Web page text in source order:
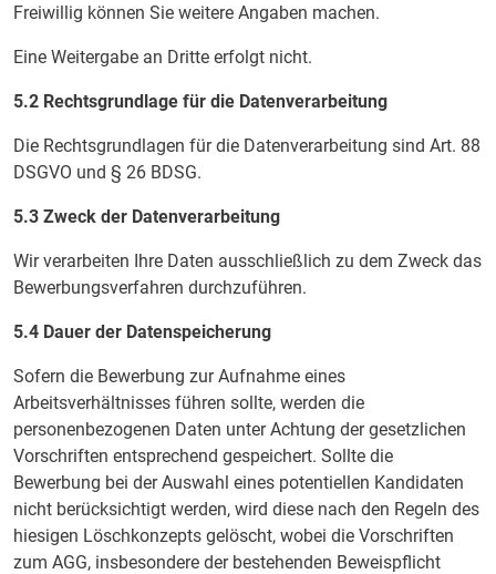
Freiwillig können Sie weitere Angaben machen.
Eine Weitergabe an Dritte erfolgt nicht.
5.2 Rechtsgrundlage für die Datenverarbeitung
Die Rechtsgrundlagen für die Datenverarbeitung sind Art. 88
DSGVO und § 26 BDSG.
5.3 Zweck der Datenverarbeitung
Wir verarbeiten Ihre Daten ausschließlich zu dem Zweck das
Bewerbungsverfahren durchzuführen.
5.4 Dauer der Datenspeicherung
Sofern die Bewerbung zur Aufnahme eines
Arbeitsverhältnisses führen sollte, werden die
personenbezogenen Daten unter Achtung der gesetzlichen
Vorschriften entsprechend gespeichert. Sollte die
Bewerbung bei der Auswahl eines potentiellen Kandidaten
nicht berücksichtigt werden, wird diese nach den Regeln des
hiesigen Löschkonzepts gelöscht, wobei die Vorschriften
zum AGG, insbesondere der bestehenden Beweispflicht